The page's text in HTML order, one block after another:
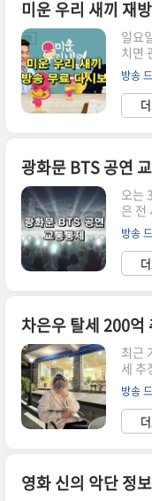
로드
이
봉일:
주연:
단순
심리
러가
미운 우리 새끼 재
일요
치면
지만
가 없
방법
다.
‘미운
해하
터 말
서비
료 후
때문
청이
방송
광화문 BTS 공연
오는
은 전
대규
요.
전하
자세
세계
습니
될 경
반하
한 조
집중
선제
방송
차은우 탈세 200억
최근
세 추
고 있
불거
'과세
고액
이 높
지
방송
영화 신의 악단 정